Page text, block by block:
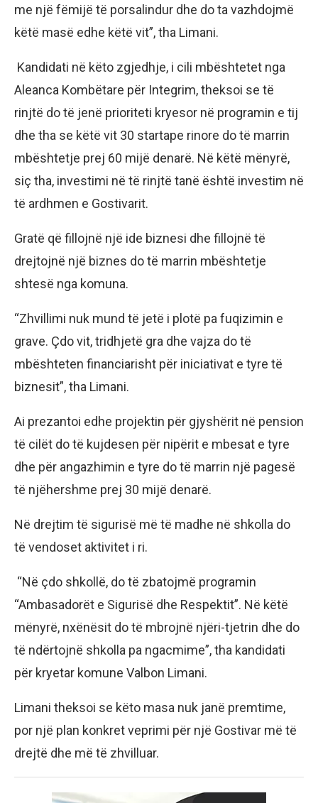
me një fëmijë të porsalindur dhe do ta vazhdojmë
këtë masë edhe këtë vit”, tha Limani.
Kandidati në këto zgjedhje, i cili mbështetet nga
Aleanca Kombëtare për Integrim, theksoi se të
rinjtë do të jenë prioriteti kryesor në programin e tij
dhe tha se këtë vit 30 startape rinore do të marrin
mbështetje prej 60 mijë denarë. Në këtë mënyrë,
siç tha, investimi në të rinjtë tanë është investim në
të ardhmen e Gostivarit.
Gratë që fillojnë një ide biznesi dhe fillojnë të
drejtojnë një biznes do të marrin mbështetje
shtesë nga komuna.
“Zhvillimi nuk mund të jetë i plotë pa fuqizimin e
grave. Çdo vit, tridhjetë gra dhe vajza do të
mbështeten financiarisht për iniciativat e tyre të
biznesit”, tha Limani.
Ai prezantoi edhe projektin për gjyshërit në pension
të cilët do të kujdesen për nipërit e mbesat e tyre
dhe për angazhimin e tyre do të marrin një pagesë
të njëhershme prej 30 mijë denarë.
Në drejtim të sigurisë më të madhe në shkolla do
të vendoset aktivitet i ri.
“Në çdo shkollë, do të zbatojmë programin
“Ambasadorët e Sigurisë dhe Respektit”. Në këtë
mënyrë, nxënësit do të mbrojnë njëri-tjetrin dhe do
të ndërtojnë shkolla pa ngacmime”, tha kandidati
për kryetar komune Valbon Limani.
Limani theksoi se këto masa nuk janë premtime,
por një plan konkret veprimi për një Gostivar më të
drejtë dhe më të zhvilluar.